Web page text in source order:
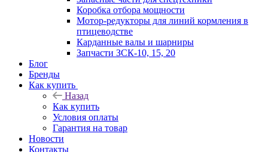
Коробка отбора мощности
Мотор-редукторы для линий кормления в
птицеводстве
Карданные валы и шарниры
Запчасти ЗСК-10, 15, 20
Блог
Бренды
Как купить
Назад
Как купить
Условия оплаты
Гарантия на товар
Новости
Контакты